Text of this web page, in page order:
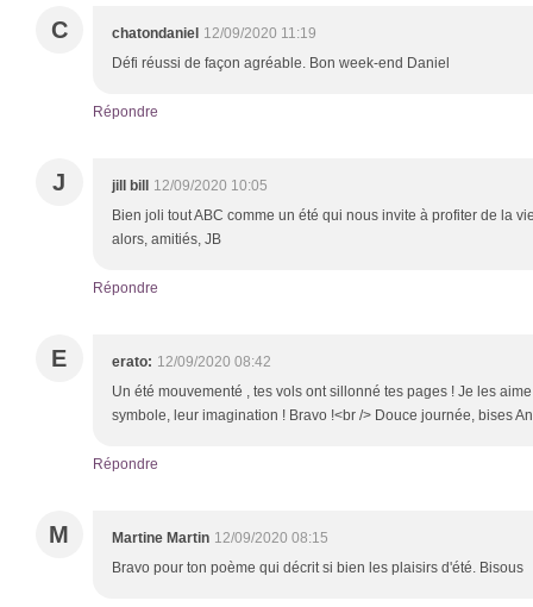
C chatondaniel 12/09/2020 11:19
Défi réussi de façon agréable. Bon week-end Daniel
Répondre
J jill bill
12/09/2020 10:05
Bien joli tout ABC comme un été qui nous invite à profiter de la
alors, amitiés, JB
Répondre
E erato: 12/09/2020 08:42
Un été mouvementé , tes vols ont sillonné tes pages ! Je les
symbole, leur imagination ! Bravo !<br /> Douce journée, bises
Répondre
M Martine Martin 12/09/2020 08:15
Bravo pour ton poème qui décrit si bien les plaisirs d'été. Bisous